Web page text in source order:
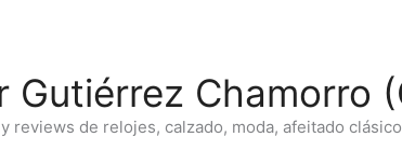
Gutiérrez Chamorro
reviews de relojes, calzado, moda, afeitado